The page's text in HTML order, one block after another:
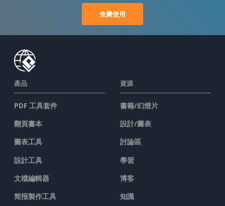
免費使用
產品
PDF 工具套件
翻頁書本
圖表工具
設計工具
文檔編輯器
简报製作工具
資源
書籍/幻燈片
設計/圖表
討論區
學習
博客
知識